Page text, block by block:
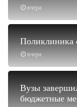
вчера
вчера
Поликлиника
Вузы
бюджетные